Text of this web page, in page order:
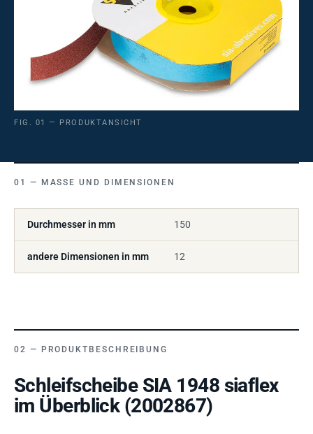
FIG. 01 — PRODUKTANSICHT
MASSE UND DIMENSIONEN
Durchmesser in mm 150
andere Dimensionen in mm 12
PRODUKTBESCHREIBUNG
Schleifscheibe SIA 1948 siaflex
im Überblick (2002867)